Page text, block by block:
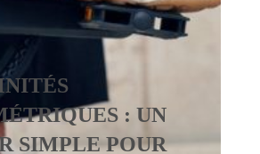
: UN
SIMPLE POUR